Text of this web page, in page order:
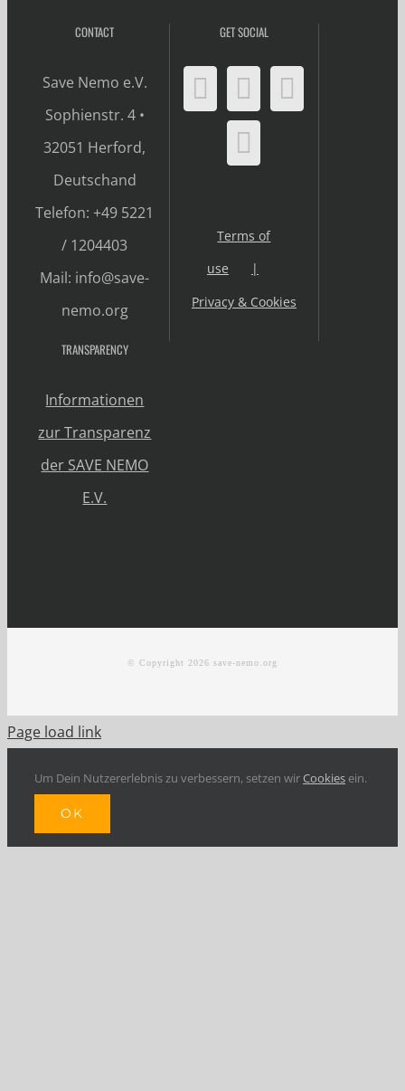
CONTACT
Save Nemo e.V.
Sophienstr. 4 •
32051 Herford,
Deutschand
Telefon: +49 5221
/ 1204403
Mail: info@save-
nemo.org
GET SOCIAL
Terms of
use
Privacy & Cookies
TRANSPARENCY
Informationen
zur Transparenz
der SAVE NEMO
E.V.
© Copyright 2026 save-nemo.org
Page load link
Um Dein Nutzererlebnis zu verbessern, setzen wirCookies ein.
OK